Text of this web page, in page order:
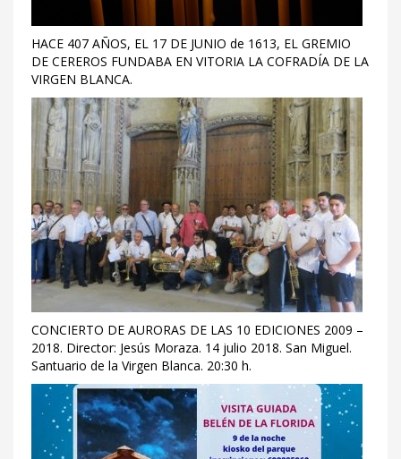
HACE 407 AÑOS, EL 17 DE JUNIO de 1613, EL GREMIO
DE CEREROS FUNDABA EN VITORIA LA COFRADÍA DE LA
VIRGEN BLANCA.
CONCIERTO DE AURORAS DE LAS 10 EDICIONES 2009 –
2018. Director: Jesús Moraza. 14 julio 2018. San Miguel.
Santuario de la Virgen Blanca. 20:30 h.